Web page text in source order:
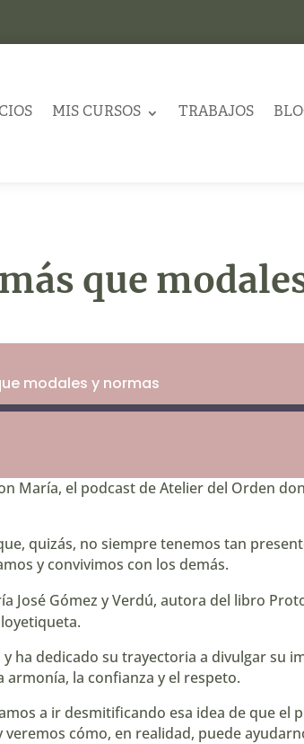
MIS CURSOS TRABAJOS
que
modales y normas
María, el podcast de Atelier del Orden
quizás, no siempre tenemos tan
y convivimos con los demás.
José Gómez y Verdú, autora del libro
.
ha dedicado su trayectoria a divulgar su
la confianza y el respeto.
a ir desmitificando esa idea de que
cómo, en realidad, puede